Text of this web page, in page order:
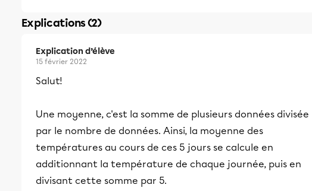
Explications (2)
Explication d’élève
15 février 2022
Salut!
Une moyenne, c'est la somme de plusieurs données divisée
par le nombre de données. Ainsi, la moyenne des
températures au cours de ces 5 jours se calcule en
additionnant la température de chaque journée, puis en
divisant cette somme par 5.